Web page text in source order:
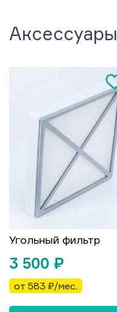
Аксессуары
Угольный фильтр
3 500 ₽
от 583 ₽/мес.